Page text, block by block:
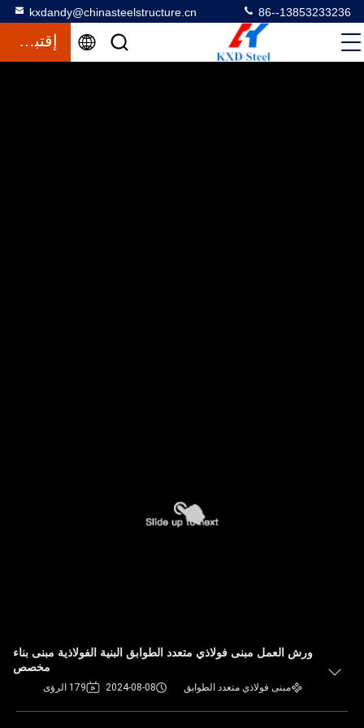
kxdandy@chinasteelstructure.cn 86--13853233236
إقتباس
ورش العمل مبنى فولاذي متعدد الطوابق البنية الفولاذية مبنى بناء
مخصص
مبنى فولاذي متعدد الطوابق 2024-08-08 179 الرؤى